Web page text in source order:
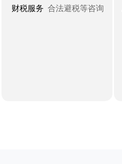
财税服务 合法避税等咨询